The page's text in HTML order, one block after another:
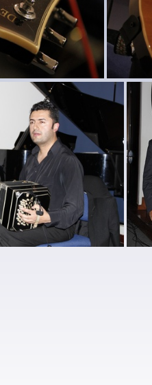
(2)